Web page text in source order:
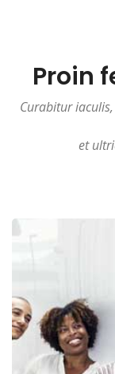
Proin
Curabitur
et